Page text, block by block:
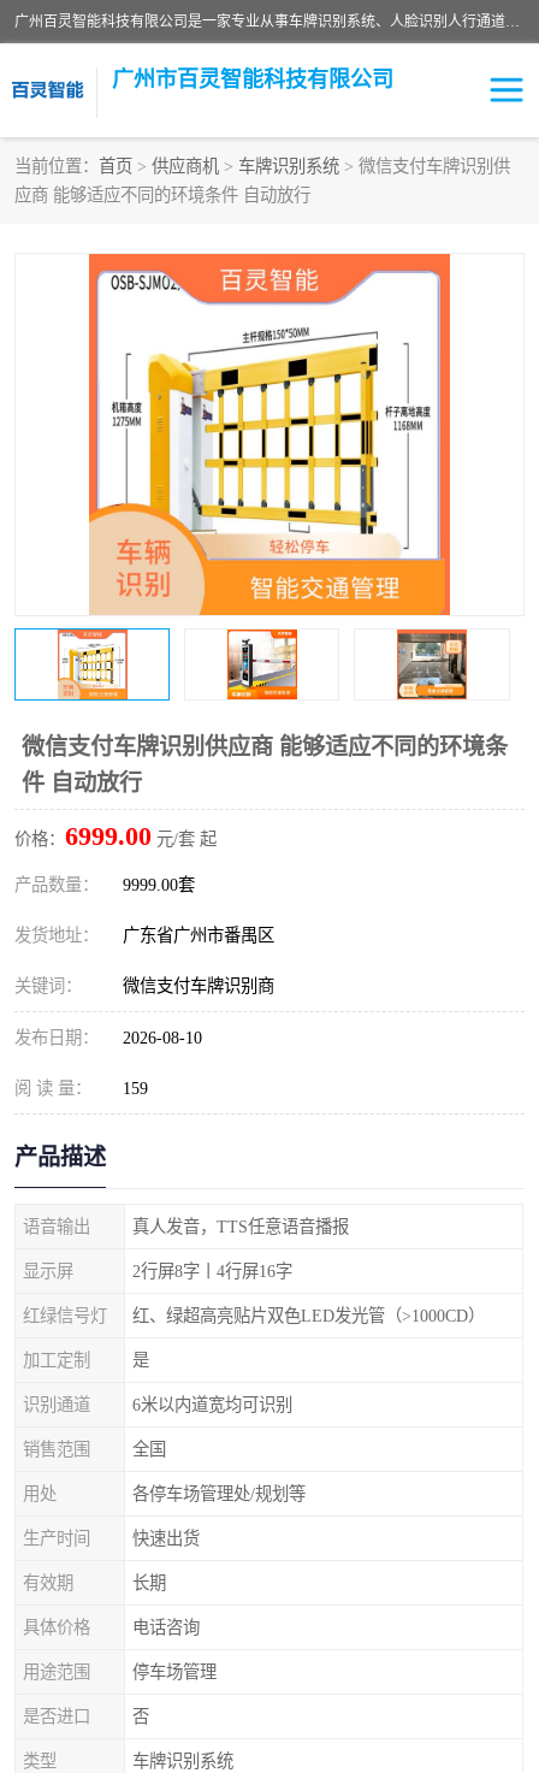
广州百灵智能科技有限公司是一家专业从事车牌识别系统、人脸识别人行通道、安防监控交通设施、停车场智能管理系统、停车场云平台、车牌识别一体机、自动道闸、通道设备、交通设施及交通划线等产品研发、生产和销售的高新技术企业。
广州市百灵智能科技有限公司
当前位置： 首页 > 供应商机 > 车牌识别系统 > 微信支付车牌识别供
应商 能够适应不同的环境条件 自动放行
微信支付车牌识别供应商 能够适应不同的环境条
件 自动放行
价格： 6999.00 元/套 起
产品数量： 9999.00套
发货地址： 广东省广州市番禺区
关键词： 微信支付车牌识别商
发布日期： 2026-08-10
阅 读 量： 159
产品描述
语音输出 真人发音，TTS任意语音播报
显示屏 2行屏8字丨4行屏16字
红绿信号灯 红、绿超高亮贴片双色LED发光管（>1000CD）
加工定制 是
识别通道 6米以内道宽均可识别
销售范围 全国
用处 各停车场管理处/规划等
生产时间 快速出货
有效期 长期
具体价格 电话咨询
用途范围 停车场管理
是否进口 否
类型 车牌识别系统
安防监控红外报警系统 车牌识别系统
人脸识别系统